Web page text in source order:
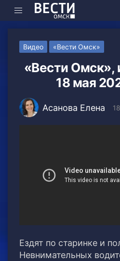
Видео «Вести Омск»
«Вести Омск»,
18 мая
Асанова Елена
Ездят по старинке и
Невнимательных